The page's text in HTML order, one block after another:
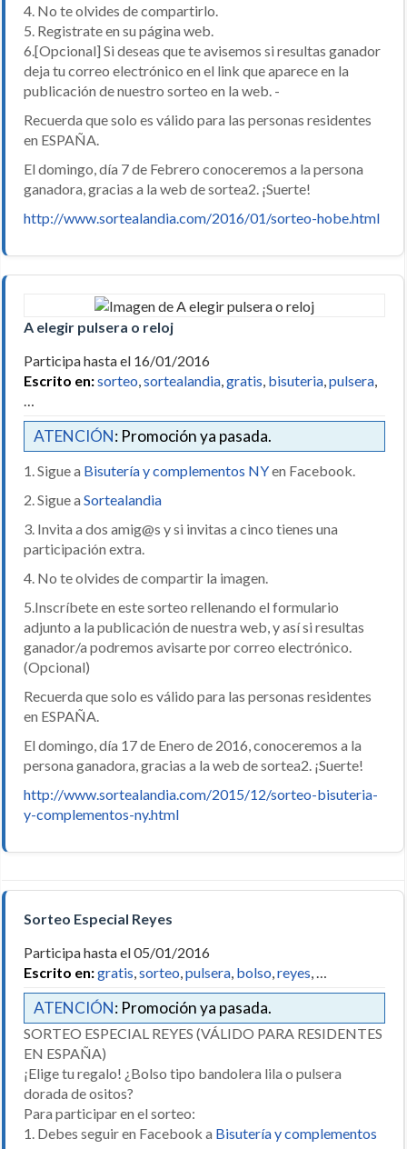
4. No te olvides de compartirlo.
5. Registrate en su página web.
6.[Opcional] Si deseas que te avisemos si resultas ganador
deja tu correo electrónico en el link que aparece en la
publicación de nuestro sorteo en la web. -
Recuerda que solo es válido para las personas residentes
en ESPAÑA.
El domingo, día 7 de Febrero conoceremos a la persona
ganadora, gracias a la web de sortea2. ¡Suerte!
http://www.sortealandia.com/2016/01/sorteo-hobe.html
A elegir pulsera o reloj
Participa hasta el 16/01/2016
Escrito en:sorteo sortealandia gratis bisuteria pulsera
ATENCIÓN: Promoción ya pasada.
1. Sigue a Bisutería y complementos NYen Facebook.
2. Sigue a Sortealandia
3. Invita a dos amig@s y si invitas a cinco tienes una
participación extra.
4. No te olvides de compartir la imagen.
5.Inscríbete en este sorteo rellenando el formulario
adjunto a la publicación de nuestra web, y así si resultas
ganador/a podremos avisarte por correo electrónico.
(Opcional)
Recuerda que solo es válido para las personas residentes
en ESPAÑA.
El domingo, día 17 de Enero de 2016, conoceremos a la
persona ganadora, gracias a la web de sortea2. ¡Suerte!
http://www.sortealandia.com/2015/12/sorteo-bisuteria-
y-complementos-ny.html
Sorteo Especial Reyes
Participa hasta el 05/01/2016
Escrito en:gratis sorteo pulsera bolso reyes
ATENCIÓN: Promoción ya pasada.
SORTEO ESPECIAL REYES (VÁLIDO PARA RESIDENTES
EN ESPAÑA)
¡Elige tu regalo! ¿Bolso tipo bandolera lila o pulsera
dorada de ositos?
Para participar en el sorteo:
1. Debes seguir en Facebook a Bisutería y complementos